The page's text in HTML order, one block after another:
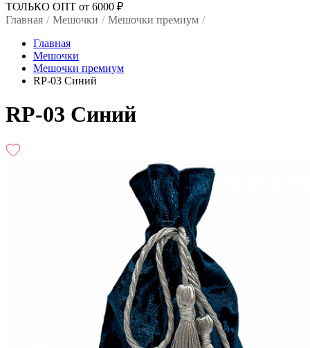
ТОЛЬКО ОПТ от 6000 ₽
Главная / Мешочки / Мешочки премиум /
Главная
Мешочки
Мешочки премиум
RP-03 Синий
RP-03 Синий